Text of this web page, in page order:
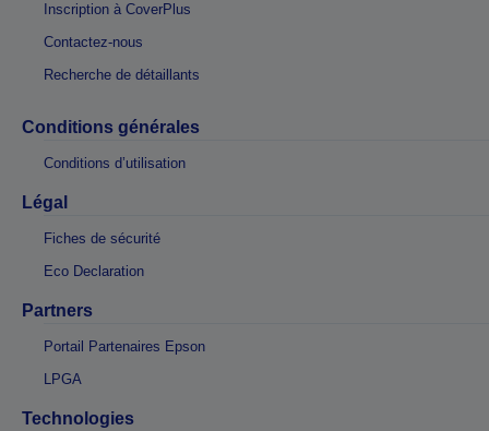
Inscription à CoverPlus
Contactez-nous
Recherche de détaillants
Conditions générales
Conditions d’utilisation
Légal
Fiches de sécurité
Eco Declaration
Partners
Portail Partenaires Epson
LPGA
Technologies